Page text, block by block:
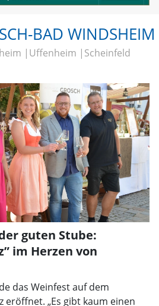
BAD WINDSHEIM
Uffenheim Scheinfeld
guten Stube:
im Herzen von
das Weinfest auf dem
„Es gibt kaum einen